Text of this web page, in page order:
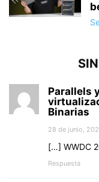
Parallels
Binarias
28 de junio,
[…] WWDC
Respuesta